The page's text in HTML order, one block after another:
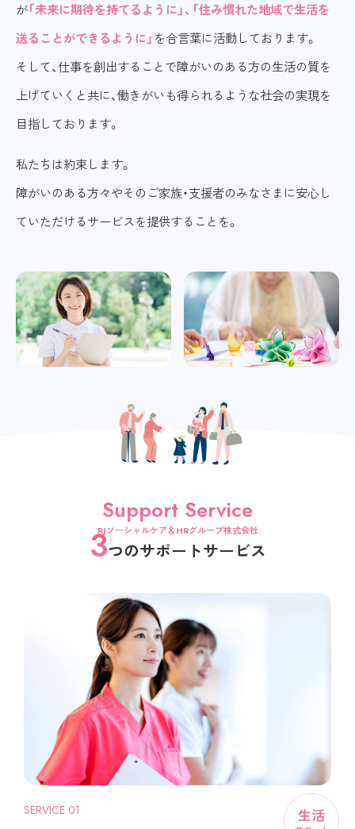
が「未来に期待を持てるように」、「住み慣れた地域で生活を
送ることができるように」 を合言葉に活動しております。
そして、仕事を創出することで障がいのある方の生活の質を
上げていくと共に、働きがいも得られるような社会の実現を
目指しております。
私たちは約束します。
障がいのある方々やそのご家族・支援者のみなさまに安心し
ていただけるサービスを提供することを。
Support Service
RJソーシャルケア＆HRグループ株式会社
3つのサポートサービス
SERVICE 01